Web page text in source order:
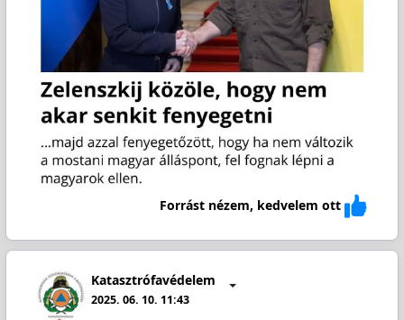
Forrást nézem, kedvelem ott
Katasztrófavédelem
2025. 06. 10. 11:43